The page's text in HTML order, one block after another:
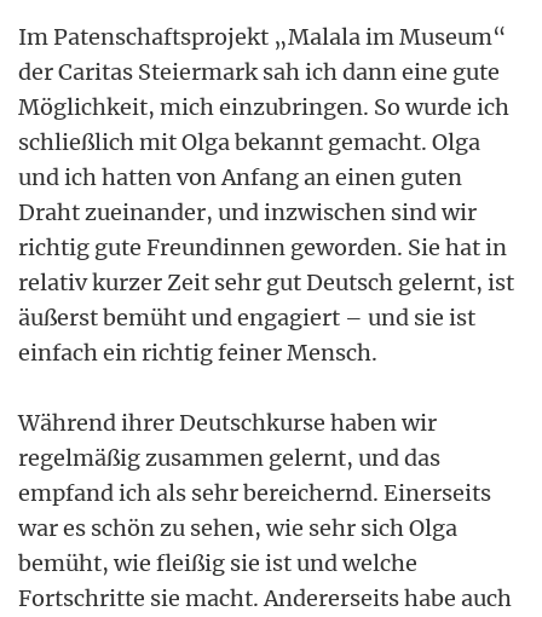
Im Patenschaftsprojekt „Malala im Museum“
der Caritas Steiermark sah ich dann eine gute
Möglichkeit, mich einzubringen. So wurde ich
schließlich mit Olga bekannt gemacht. Olga
und ich hatten von Anfang an einen guten
Draht zueinander, und inzwischen sind wir
richtig gute Freundinnen geworden. Sie hat in
relativ kurzer Zeit sehr gut Deutsch gelernt, ist
äußerst bemüht und engagiert – und sie ist
einfach ein richtig feiner Mensch.
Während ihrer Deutschkurse haben wir
regelmäßig zusammen gelernt, und das
empfand ich als sehr bereichernd. Einerseits
war es schön zu sehen, wie sehr sich Olga
bemüht, wie fleißig sie ist und welche
Fortschritte sie macht. Andererseits habe auch